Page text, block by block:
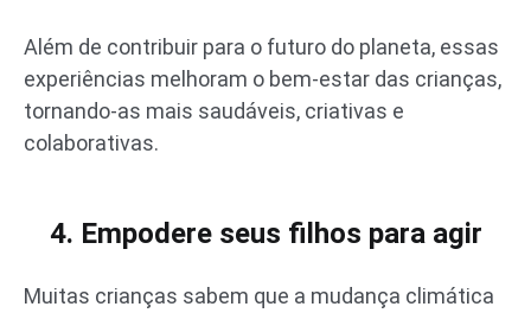
Além de contribuir para o futuro do planeta, essas
experiências melhoram o bem-estar das crianças,
tornando-as mais saudáveis, criativas e
colaborativas.
4. Empodere seus filhos para agir
Muitas crianças sabem que a mudança climática